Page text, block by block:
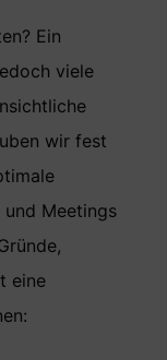
Ein
viele
wir fest
und Meetings
eine